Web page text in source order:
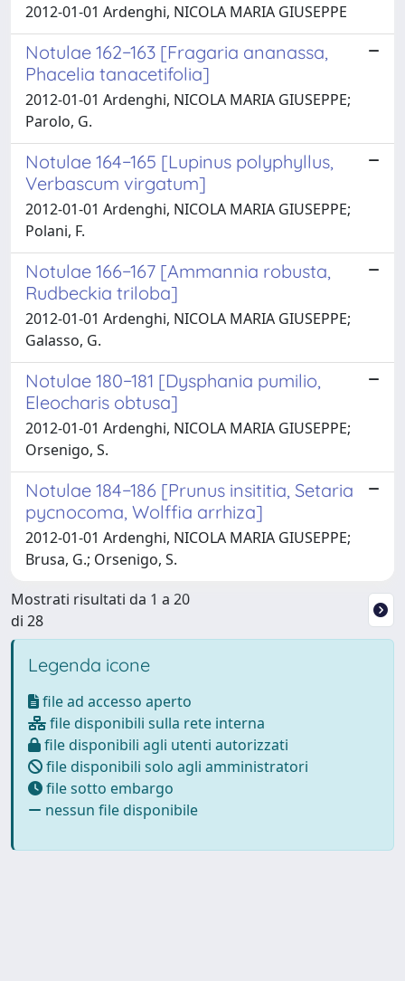
2012-01-01 Ardenghi, NICOLA MARIA GIUSEPPE
Notulae 162−163 [Fragaria ananassa,
Phacelia tanacetifolia]
2012-01-01 Ardenghi, NICOLA MARIA GIUSEPPE;
Parolo, G.
Notulae 164−165 [Lupinus polyphyllus,
Verbascum virgatum]
2012-01-01 Ardenghi, NICOLA MARIA GIUSEPPE;
Polani, F.
Notulae 166−167 [Ammannia robusta,
Rudbeckia triloba]
2012-01-01 Ardenghi, NICOLA MARIA GIUSEPPE;
Galasso, G.
Notulae 180−181 [Dysphania pumilio,
Eleocharis obtusa]
2012-01-01 Ardenghi, NICOLA MARIA GIUSEPPE;
Orsenigo, S.
Notulae 184−186 [Prunus insititia, Setaria
pycnocoma, Wolffia arrhiza]
2012-01-01 Ardenghi, NICOLA MARIA GIUSEPPE;
Brusa, G.; Orsenigo, S.
Mostrati risultati da 1 a 20
di 28
Legenda icone
file ad accesso aperto
file disponibili sulla rete interna
file disponibili agli utenti autorizzati
file disponibili solo agli amministratori
file sotto embargo
nessun file disponibile